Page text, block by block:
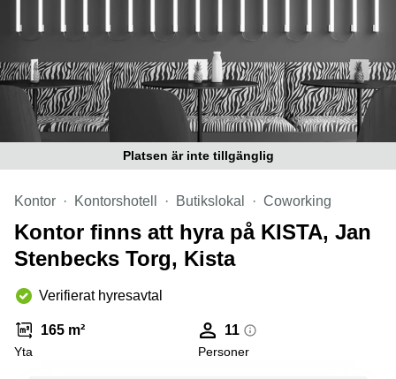
Lediga
lokaler
Platsen är inte tillgänglig
Kontor Kontorshotell Butikslokal Coworking
Kontor finns att hyra på KISTA, Jan
Stenbecks Torg, Kista
Verifierat hyresavtal
165 m²
Yta
11
Personer